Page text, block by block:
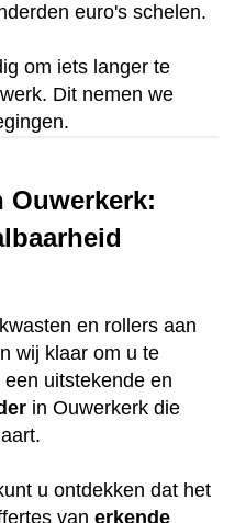
euro's schelen.
om iets langer te
Dit nemen we
en rollers aan
wij klaar om u te
uitstekende en
in Ouwerkerk die
u ontdekken dat het
van erkende